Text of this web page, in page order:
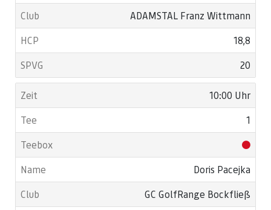
ADAMSTAL Franz Wittmann
18,8
20
10:00 Uhr
1
Doris Pacejka
GC GolfRange Bockfließ